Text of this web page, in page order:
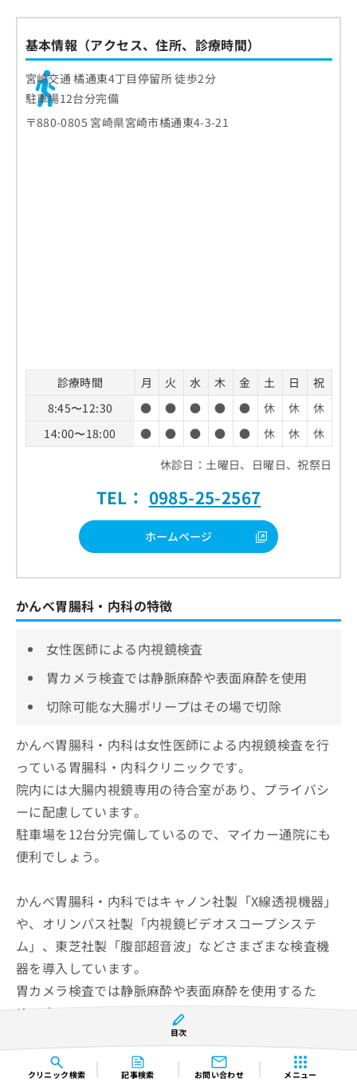
クリニック検索 記事検索 お問い合わせ メニュー
基本情報（アクセス、住所、診療時間）
宮崎交通 橘通東4丁目停留所 徒歩2分
駐車場12台分完備
〒880-0805 宮崎県宮崎市橘通東4-3-21
診療時間 月 火 水 木 金 土 日
祝
8:45〜12:30
● ● ● ● ● 休 休
休
14:00〜18:00
● ● ● ● ● 休 休
休
休診日：土曜日、日曜日、祝祭日
TEL： 0985-25-2567
ホームページ
かんべ胃腸科・内科の特徴
女性医師による内視鏡検査
胃カメラ検査では静脈麻酔や表面麻酔を使用
切除可能な大腸ポリープはその場で切除
かんべ胃腸科・内科は女性医師による内視鏡検査を行
っている胃腸科・内科クリニックです。
院内には大腸内視鏡専用の待合室があり、プライバシ
ーに配慮しています。
駐車場を12台分完備しているので、マイカー通院にも
便利でしょう。
かんべ胃腸科・内科ではキャノン社製「X線透視機器」
や、オリンパス社製「内視鏡ビデオスコープシステ
ム」、東芝社製「腹部超音波」などさまざまな検査機
器を導入しています。
胃カメラ検査では静脈麻酔や表面麻酔を使用するた
め、痛みに配慮した検査が可能です。
検査時間は5〜10分程度で、口から胃カメラを挿入して
下咽頭・食道・胃・十二指腸を観察します。
目次